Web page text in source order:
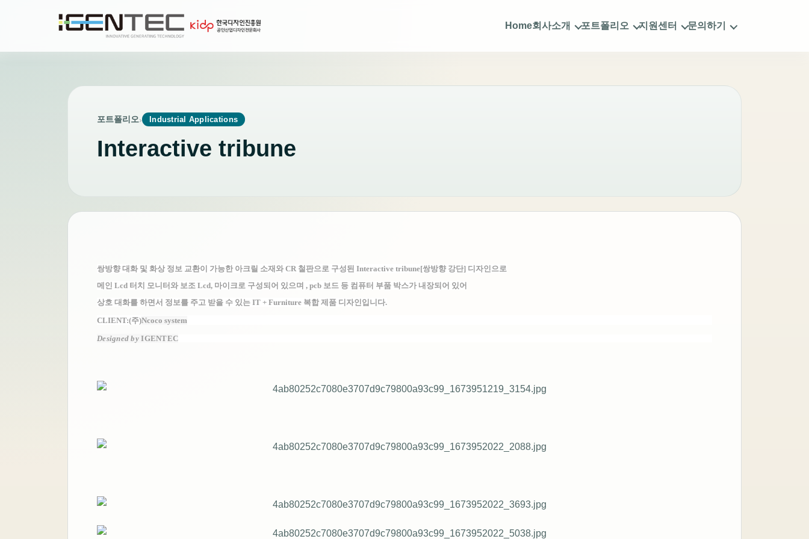
Home회사소개 포트폴리오 지원센터 문의하기
포트폴리오› Industrial Applications
Interactive tribune
쌍방향 대화 및 화상 정보 교환이 가능한 아크릴 소재와 CR 철판으로 구성된 Interactive tribune[쌍방향 강단] 디자인으로
메인 Lcd 터치 모니터와 보조 Lcd, 마이크로 구성되어 있으며 , pcb 보드 등 컴퓨터 부품 박스가 내장되어 있어
상호 대화를 하면서 정보를 주고 받을 수 있는 IT + Furniture 복합 제품 디자인입니다.
CLIENT:(주)Ncoco system
Designed byIGENTEC